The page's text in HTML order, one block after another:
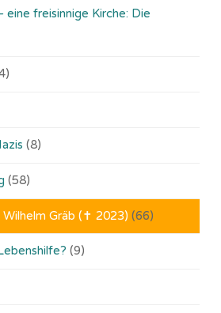
eine freisinnige Kirche: Die
(8)
(58)
Gräb (✝ 2023) (66)
(9)